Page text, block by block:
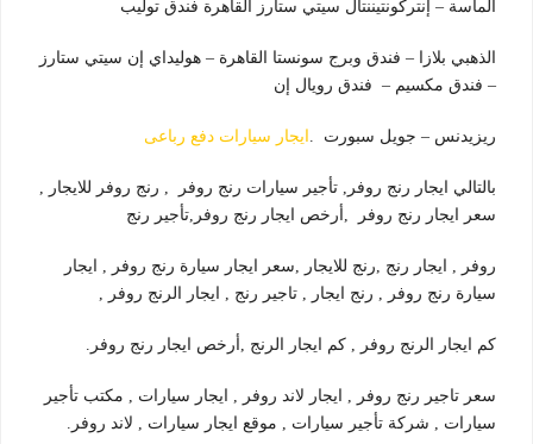
الماسة – إنتركونتيننتال سيتي ستارز القاهرة فندق توليب
الذهبي بلازا – فندق وبرج سونستا القاهرة – هوليداي إن سيتي ستارز
– فندق مكسيم – فندق رويال إن
ريزيدنس – جويل سبورت . ايجار سيارات دفع رباعى
بالتالي ايجار رنج روفر, تأجير سيارات رنج روفر , رنج روفر للايجار ,
سعر ايجار رنج روفر ,أرخص ايجار رنج روفر,تأجير رنج
روفر , ايجار رنج ,رنج للايجار ,سعر ايجار سيارة رنج روفر , ايجار
سيارة رنج روفر , رنج ايجار , تاجير رنج , ايجار الرنج روفر ,
كم ايجار الرنج روفر , كم ايجار الرنج ,أرخص ايجار رنج روفر.
سعر تاجير رنج روفر , ايجار لاند روفر , ايجار سيارات , مكتب تأجير
سيارات , شركة تأجير سيارات , موقع ايجار سيارات , لاند روفر.